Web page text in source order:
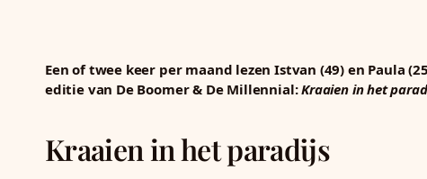
Een of twee keer per maand lezen Istvan (49) en Paula
editie van De Boomer & De Millennial:Kraaien in het
Kraaien in het paradijs